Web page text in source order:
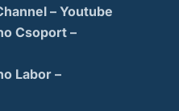
– Youtube
Csoport –
Labor –